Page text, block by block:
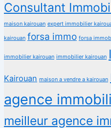
Consultant
maison kairouan expert immobilier
kairouan forsa immo forsa
immobilier kairouan immobilier kairouan
Kairouan maison a vendre a kairouan
agence
meilleur agence